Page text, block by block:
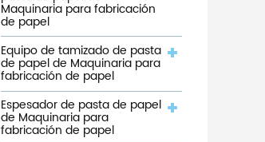
Maquinaria para fabricación
de papel
Equipo de tamizado de pasta
de papel de Maquinaria para
fabricación de papel
Espesador de pasta de papel
de Maquinaria para
fabricación de papel